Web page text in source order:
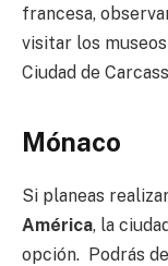
francesa,
visitar los
Ciudad de
Mónaco
Si planeas
América, la
opción. Podrás